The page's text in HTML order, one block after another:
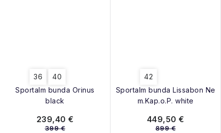
Sportalm bunda Orinus
black
36 40
239,40 €
399 €
Sportalm bunda Lissabon Ne
m.Kap.o.P. white
42
449,50 €
899 €